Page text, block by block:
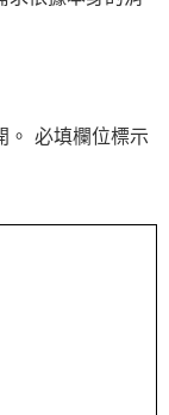
必填欄位標示